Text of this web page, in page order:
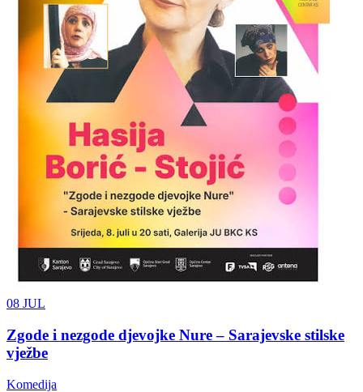
08 JUL
Zgode i nezgode djevojke Nure – Sarajevske stilske
vježbe
Komedija